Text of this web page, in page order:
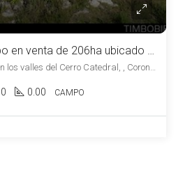
Pintoresco Campo en venta de 206ha ubicado en Coronilla – Maldonado
Paraje La Coronilla, en los valles del Cerro Catedral, , Coronilla
0 0.00 CAMPO